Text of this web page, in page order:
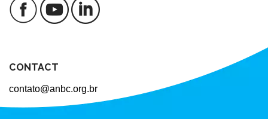
CONTACT
contato@anbc.org.br